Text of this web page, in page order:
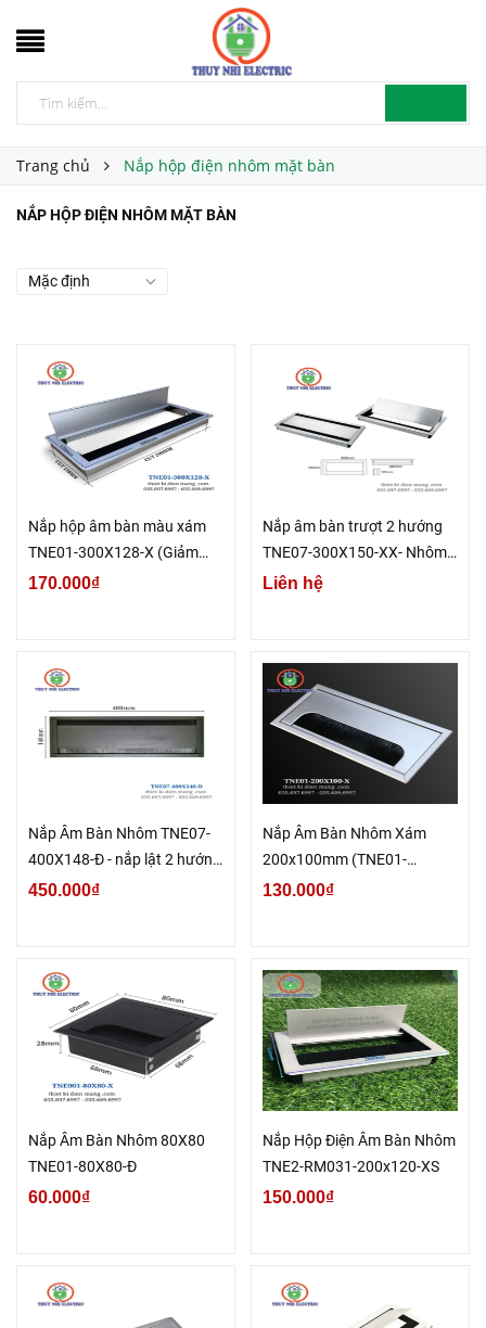
Trang chủ Nắp hộp điện nhôm mặt bàn
NẮP HỘP ĐIỆN NHÔM MẶT BÀN
Nắp hộp âm bàn màu xám
TNE01-300X128-X (Giảm
chấn)
170.000₫
Nắp âm bàn trượt 2 hướng
TNE07-300X150-XX- Nhôm
xước
Liên hệ
Nắp Âm Bàn Nhôm TNE07-
400X148-Đ - nắp lật 2 hướng
màu đen
450.000₫
Nắp Âm Bàn Nhôm Xám
200x100mm (TNE01-
200X100-X)
130.000₫
Nắp Âm Bàn Nhôm 80X80
TNE01-80X80-Đ
60.000₫
Nắp Hộp Điện Âm Bàn Nhôm
TNE2-RM031-200x120-XS
150.000₫